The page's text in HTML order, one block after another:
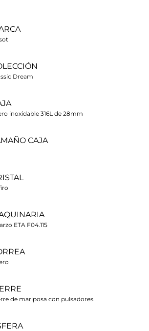
Dream
inoxidable 316L de 28mm
CAJA
ETA F04.115
de mariposa con pulsadores